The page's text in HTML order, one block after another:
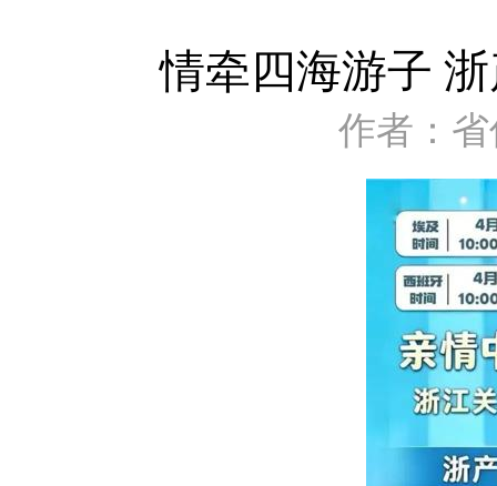
情牵四海游子
作者：